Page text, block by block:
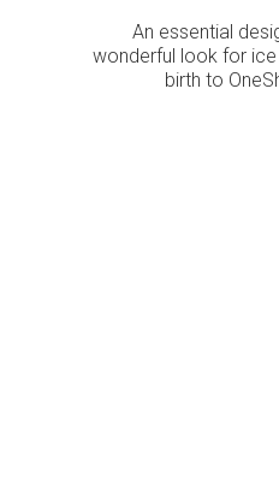
An essential
wonderful look for
birth to